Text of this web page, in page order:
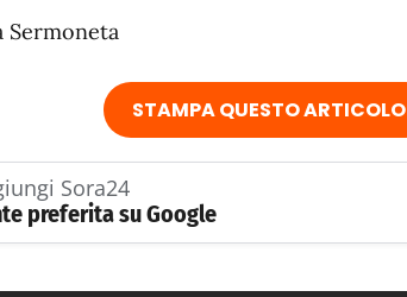
STAMPA QUESTO ARTICOLO
Sora24
preferita su Google